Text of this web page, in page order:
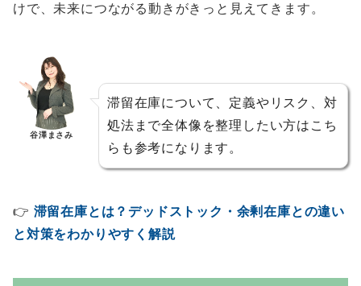
けで、未来につながる動きがきっと見えてきます。
谷澤まさみ
滞留在庫について、定義やリスク、対
処法まで全体像を整理したい方はこち
らも参考になります。
👉 滞留在庫とは？デッドストック・余剰在庫との違い
と対策をわかりやすく解説